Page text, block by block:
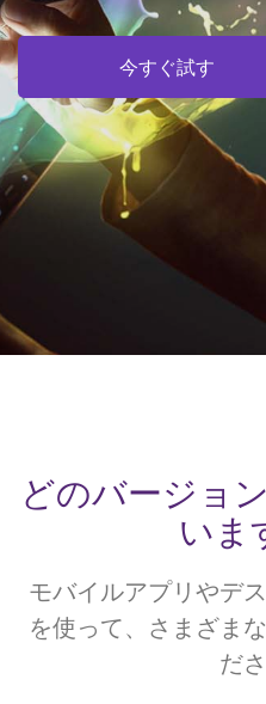
今すぐ試す
どのバージョ
いま
モバイルアプリやデ
を使って、さまざま
だ